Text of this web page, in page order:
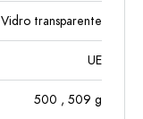
Vidro transparente
UE
500 , 509 g